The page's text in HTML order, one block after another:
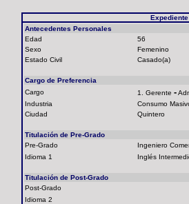
Antecedentes Personales
Edad
56
Sexo
Femenino
Estado Civil
Casado(a)
Cargo de Preferencia
Cargo
1. Gerente -
Industria
Consumo
Ciudad
Quintero
Titulación de Pre-Grado
Pre-Grado
Ingeniero
Idioma 1
Inglés
Titulación de Post-Grado
Post-Grado
Idioma 2